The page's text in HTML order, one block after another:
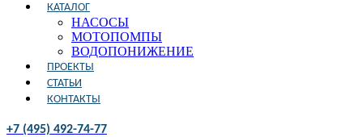
КАТАЛОГ
НАСОСЫ
МОТОПОМПЫ
ВОДОПОНИЖЕНИЕ
ПРОЕКТЫ
СТАТЬИ
КОНТАКТЫ
+7 (495) 492-74-77